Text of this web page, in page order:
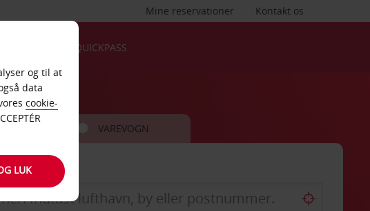
Kontakt os
Mine reservationer
QUICKPASS
VAREVOGN
og til at
data
cookie-
LUK